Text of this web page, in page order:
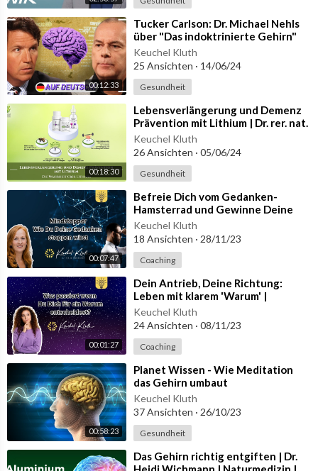
00:12:33
⁣Tucker Carlson: Dr. Michael Nehls
über "Das indoktrinierte Gehirn"
Keuchel Kluth
25 Ansichten · 14/06/24
Gesundheit
00:18:30
⁣Lebensverlängerung und Demenz
Prävention mit Lithium | Dr. rer. nat.
Hartmut Fischer
Keuchel Kluth
26 Ansichten · 05/06/24
Gesundheit
00:07:47
⁣Befreie Dich vom Gedanken-
Hamsterrad und Gewinne Deine
Handlungsfähigkeit zurück!
Keuchel Kluth
18 Ansichten · 28/11/23
Coaching
00:01:27
⁣Dein Antrieb, Deine Richtung:
Leben mit klarem 'Warum' |
Keuchel-Kluth Inspiration
Keuchel Kluth
24 Ansichten · 08/11/23
Coaching
00:58:23
⁣Planet Wissen - Wie Meditation
das Gehirn umbaut
Keuchel Kluth
37 Ansichten · 26/10/23
Gesundheit
⁣Das Gehirn richtig entgiften | Dr.